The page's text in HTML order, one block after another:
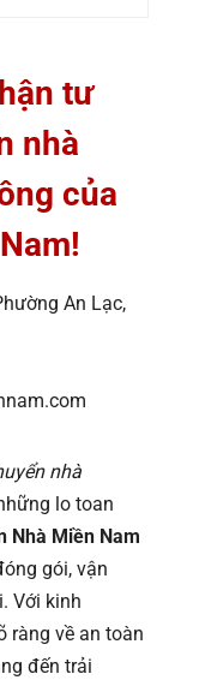
tư
nhà
của
An Lạc,
nhà
lo toan
Nhà Miền Nam
gói, vận
Với kinh
ràng về an toàn
đến trải